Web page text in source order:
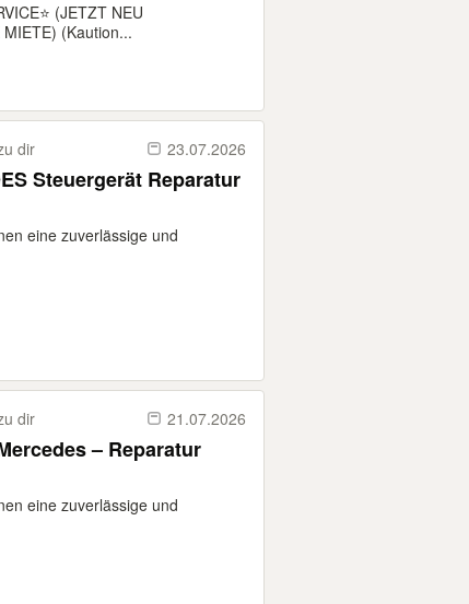
(JETZT NEU
(Kaution...
dir 23.07.2026
Steuergerät Reparatur
eine zuverlässige und
dir 21.07.2026
– Reparatur
eine zuverlässige und